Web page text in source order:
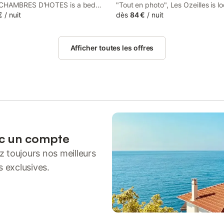
D'HOTES is a bed
set in a historic building in
/ nuit
"Tout en photo", Les Ozeilles is
Saint-Germain-Laprade, 19 km
Gerbier.
dès 84 € / nuit
Afficher toutes les offres
un compte
toujours nos meilleurs
exclusives.